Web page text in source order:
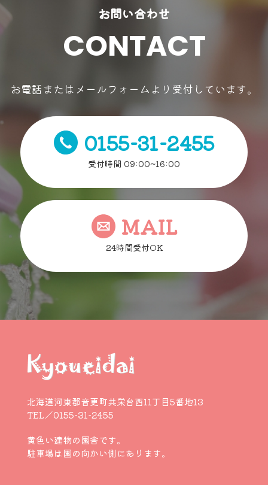
お問い合わせ
CONTACT
お電話またはメールフォームより受付しています。
0155-31-2455
受付時間 09:00~16:00
MAIL
24時間受付OK
北海道河東郡音更町共栄台西11丁目5番地13
TEL／0155-31-2455
黄色い建物の園舎です。
駐車場は園の向かい側にあります。